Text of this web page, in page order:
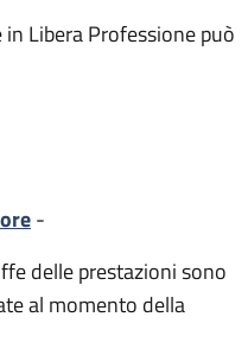
Libera Professione può
-
delle prestazioni sono
al momento della